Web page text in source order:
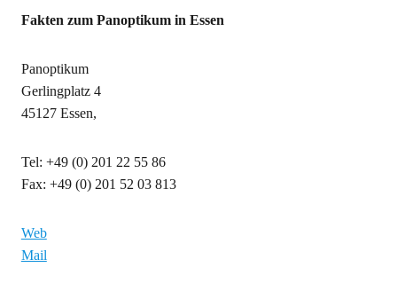
Fakten zum Panoptikum in Essen
Panoptikum
Gerlingplatz 4
45127 Essen,
Tel: +49 (0) 201 22 55 86
Fax: +49 (0) 201 52 03 813
Web
Mail